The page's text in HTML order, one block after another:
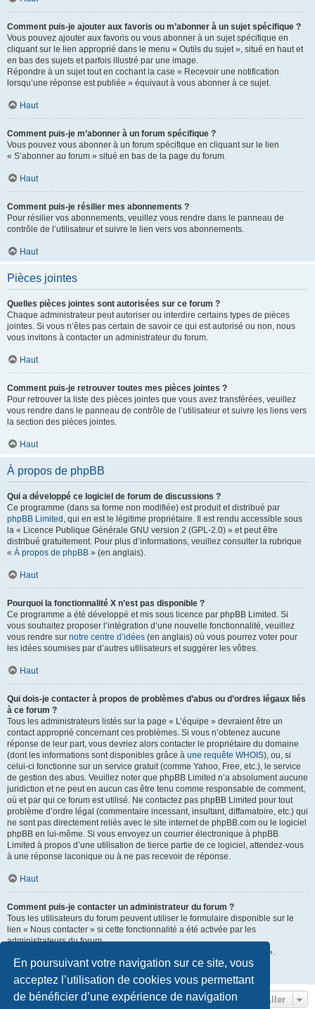
En poursuivant votre navigation sur ce site, vous
acceptez l’utilisation de cookies vous permettant
de bénéficier d’une expérience de navigation
Comment puis-je ajouter aux favoris ou m’abonner à un sujet spécifique ?
Vous pouvez ajouter aux favoris ou vous abonner à un sujet spécifique en
cliquant sur le lien approprié dans le menu « Outils du sujet », situé en haut et
en bas des sujets et parfois illustré par une image.
Répondre à un sujet tout en cochant la case « Recevoir une notification
lorsqu’une réponse est publiée » équivaut à vous abonner à ce sujet.
Haut
Comment puis-je m’abonner à un forum spécifique ?
Vous pouvez vous abonner à un forum spécifique en cliquant sur le lien
« S’abonner au forum » situé en bas de la page du forum.
Haut
Comment puis-je résilier mes abonnements ?
Pour résilier vos abonnements, veuillez vous rendre dans le panneau de
contrôle de l’utilisateur et suivre le lien vers vos abonnements.
Haut
Pièces jointes
Quelles pièces jointes sont autorisées sur ce forum ?
Chaque administrateur peut autoriser ou interdire certains types de pièces
jointes. Si vous n’êtes pas certain de savoir ce qui est autorisé ou non, nous
vous invitons à contacter un administrateur du forum.
Haut
Comment puis-je retrouver toutes mes pièces jointes ?
Pour retrouver la liste des pièces jointes que vous avez transférées, veuillez
vous rendre dans le panneau de contrôle de l’utilisateur et suivre les liens vers
la section des pièces jointes.
Haut
À propos de phpBB
Qui a développé ce logiciel de forum de discussions ?
Ce programme (dans sa forme non modifiée) est produit et distribué par
phpBB Limited , qui en est le légitime propriétaire. Il est rendu accessible sous
la « Licence Publique Générale GNU version 2 (GPL-2.0) » et peut être
distribué gratuitement. Pour plus d’informations, veuillez consulter la rubrique
« À propos de phpBB » (en anglais).
Haut
Pourquoi la fonctionnalité X n’est pas disponible ?
Ce programme a été développé et mis sous licence par phpBB Limited. Si
vous souhaitez proposer l’intégration d’une nouvelle fonctionnalité, veuillez
vous rendre sur notre centre d’idées (en anglais) où vous pourrez voter pour
les idées soumises par d’autres utilisateurs et suggérer les vôtres.
Haut
Qui dois-je contacter à propos de problèmes d’abus ou d’ordres légaux liés
à ce forum ?
Tous les administrateurs listés sur la page « L’équipe » devraient être un
contact approprié concernant ces problèmes. Si vous n’obtenez aucune
réponse de leur part, vous devriez alors contacter le propriétaire du domaine
(dont les informations sont disponibles grâce à une requête WHOIS), ou, si
celui-ci fonctionne sur un service gratuit (comme Yahoo, Free, etc.), le service
de gestion des abus. Veuillez noter que phpBB Limited n’a absolument aucune
juridiction et ne peut en aucun cas être tenu comme responsable de comment,
où et par qui ce forum est utilisé. Ne contactez pas phpBB Limited pour tout
problème d’ordre légal (commentaire incessant, insultant, diffamatoire, etc.) qui
ne sont pas directement reliés avec le site internet de phpBB.com ou le logiciel
phpBB en lui-même. Si vous envoyez un courrier électronique à phpBB
Limited à propos d’une utilisation de tierce partie de ce logiciel, attendez-vous
à une réponse laconique ou à ne pas recevoir de réponse.
Haut
Comment puis-je contacter un administrateur du forum ?
Tous les utilisateurs du forum peuvent utiliser le formulaire disponible sur le
lien « Nous contacter » si cette fonctionnalité a été activée par les
administrateurs du forum.
Les membres du forum peuvent également utiliser le lien « L’équipe ».
Aller